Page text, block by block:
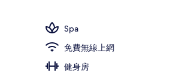
Spa
免費無線上網
健身房